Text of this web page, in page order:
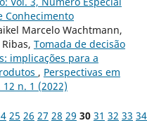
Conhecimento
Marcelo Wachtmann,
Tomada de decisão
implicações para a
, Perspectivas em
n. 1 (2022)
25 26 27 28 29 30 31 32 33 34